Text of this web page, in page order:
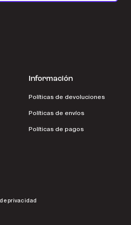
Información
Políticas de devoluciones
Políticas de envíos
Políticas de pagos
privacidad